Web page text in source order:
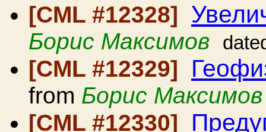
[CML #12328]
Борис Максимов
[CML #12329]
from Борис Максимов
[CML #12330]